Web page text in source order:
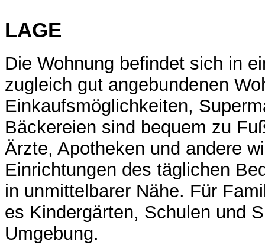
LAGE
Die Wohnung befindet sich in
zugleich gut angebundenen
Einkaufsmöglichkeiten,
Bäckereien sind bequem zu
Ärzte, Apotheken und andere
Einrichtungen des täglichen
in unmittelbarer Nähe. Für
es Kindergärten, Schulen und
Umgebung.